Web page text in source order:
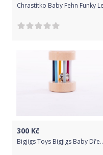
Chrastítko Baby Fehn Funky
300 Kč
Bigjigs Toys